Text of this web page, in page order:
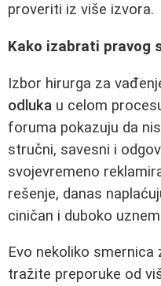
proveriti iz više izvora.
Kako izabrati pravog
Izbor hirurga za
odluka u celom
foruma pokazuju da
stručni, savesni i
svojevremeno
rešenje, danas
ciničan i duboko
Evo nekoliko smernica
tražite preporuke od